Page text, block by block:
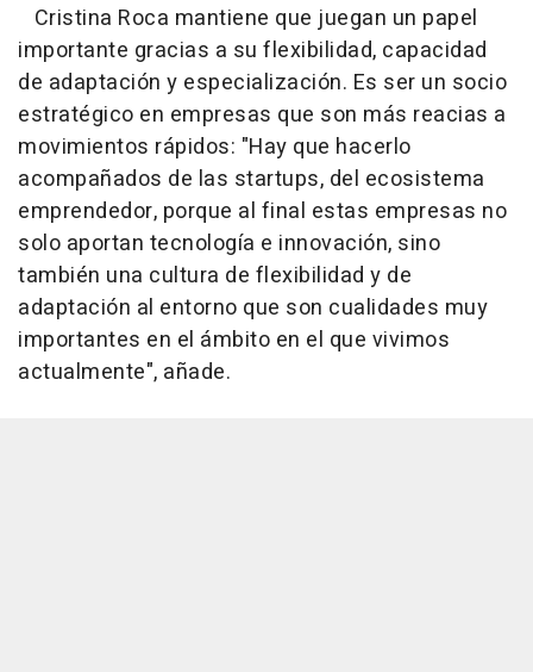
Cristina Roca mantiene que juegan un papel
importante gracias a su flexibilidad, capacidad
de adaptación y especialización. Es ser un socio
estratégico en empresas que son más reacias a
movimientos rápidos: "Hay que hacerlo
acompañados de las startups, del ecosistema
emprendedor, porque al final estas empresas no
solo aportan tecnología e innovación, sino
también una cultura de flexibilidad y de
adaptación al entorno que son cualidades muy
importantes en el ámbito en el que vivimos
actualmente", añade.